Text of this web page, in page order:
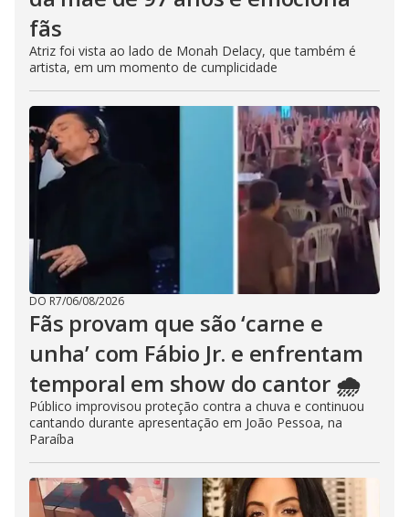
fãs
Atriz foi vista ao lado de Monah Delacy, que também é
artista, em um momento de cumplicidade
DO R7/06/08/2026
Fãs provam que são ‘carne e
unha’ com Fábio Jr. e enfrentam
temporal em show do cantor 🌧️
Público improvisou proteção contra a chuva e continuou
cantando durante apresentação em João Pessoa, na
Paraíba